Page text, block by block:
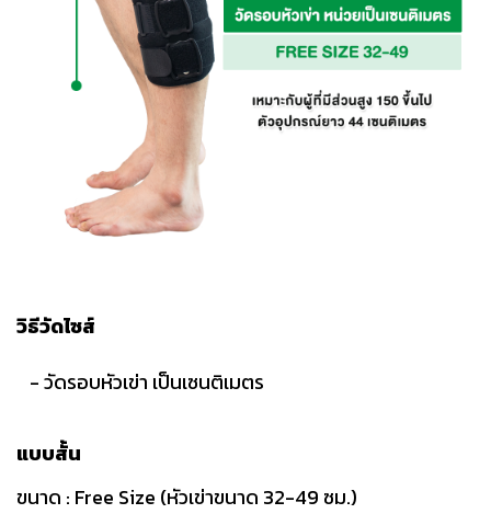
วิธีวัดไซส์
- วัดรอบหัวเข่า เป็นเซนติเมตร
แบบสั้น
ขนาด : Free Size (หัวเข่าขนาด 32-49 ซม.)